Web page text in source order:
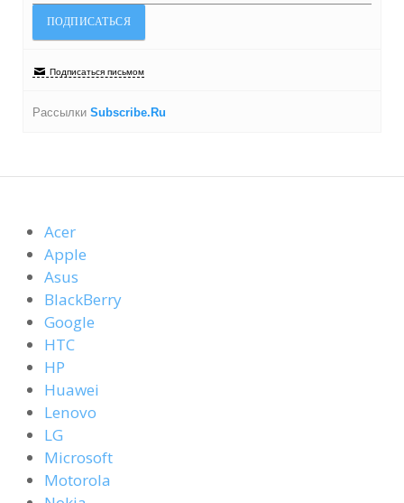
Подписаться письмом
Рассылки Subscribe.Ru
Acer
Apple
Asus
BlackBerry
Google
HTC
HP
Huawei
Lenovo
LG
Microsoft
Motorola